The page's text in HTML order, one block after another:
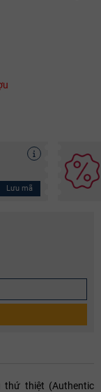
Lưu mã
thứ thiệt (Authentic